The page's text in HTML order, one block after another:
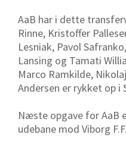
AaB har i dette
Rinne, Kristoffer
Lesniak, Pavol
Lansing og Tamati
Marco Ramkilde,
Andersen er rykket op i
Næste opgave for AaB
udebane mod Viborg